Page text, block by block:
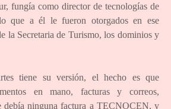
fungía como director de tecnologías de
que a él le fueron otorgados en ese
la Secretaria de Turismo, los dominios y
tiene su versión, el hecho es que
en mano, facturas y correos,
debía ninguna factura a TECNOCEN, y